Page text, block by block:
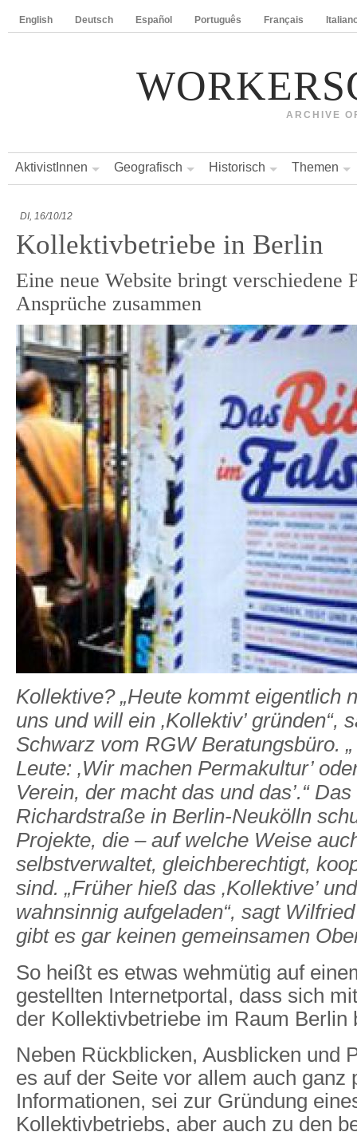
English Deutsch Español Português Français
ARCHIVE
AktivistInnen Geografisch Historisch Themen
DI, 16/10/12
Kollektivbetriebe in Berlin
Eine neue Website bringt verschiedene
Ansprüche zusammen
Kollektive? „Heute kommt eigentlich
uns und will ein ‚Kollektiv’ gründen“,
Schwarz vom RGW Beratungsbüro.
Leute: ‚Wir machen Permakultur’
Verein, der macht das und das’.“
Richardstraße in Berlin-Neukölln
Projekte, die – auf welche Weise
selbstverwaltet, gleichberechtigt,
sind. „Früher hieß das ‚Kollektive’
wahnsinnig aufgeladen“, sagt
gibt es gar keinen gemeinsamen
So heißt es etwas wehmütig auf
gestellten Internetportal, dass sich
der Kollektivbetriebe im Raum Berlin
Neben Rückblicken, Ausblicken und
es auf der Seite vor allem auch ganz
Informationen, sei zur Gründung
Kollektivbetriebs, aber auch zu den